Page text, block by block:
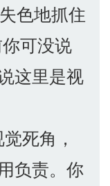
色地抓住
可没说
这里是视
死角，
负责。你